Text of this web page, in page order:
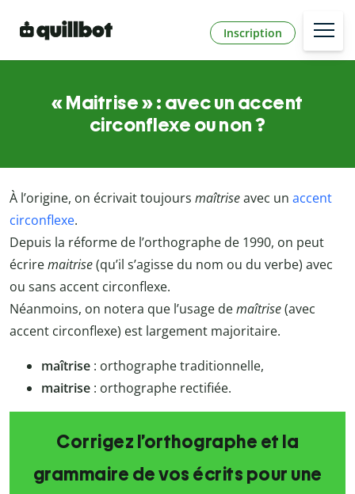
Inscription
« Maitrise » : avec un accent
circonflexe ou non ?
À l’origine, on écrivait toujours maîtriseavec un accent
circonflexe.
Depuis la réforme de l’orthographe de 1990, on peut
écriremaitrise(qu’il s’agisse du nom ou du verbe) avec
ou sans accent circonflexe.
Néanmoins, on notera que l’usage demaîtrise(avec
accent circonflexe) est largement majoritaire.
maîtrise : orthographe traditionnelle,
maitrise : orthographe rectifiée.
Corrigez l’orthographe et la
grammaire de vos écrits pour une